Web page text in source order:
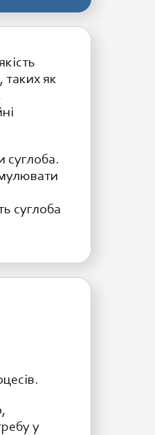
таких як
суглоба.
суглоба
у